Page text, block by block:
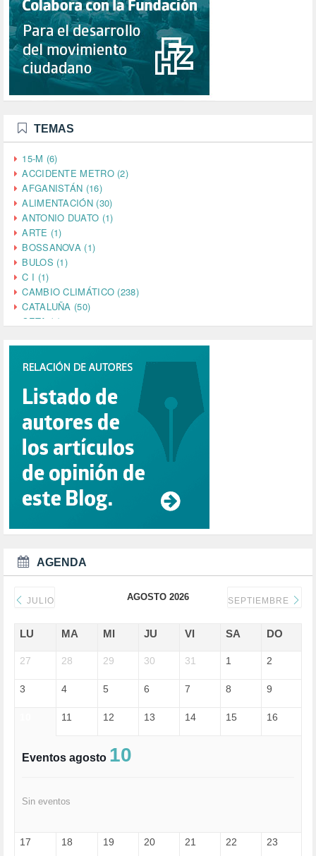
TEMAS
15-M (6)
ACCIDENTE METRO (2)
AFGANISTÁN (16)
ALIMENTACIÓN (30)
ANTONIO DUATO (1)
ARTE (1)
BOSSANOVA (1)
BULOS (1)
C I (1)
CAMBIO CLIMÁTICO (238)
CATALUÑA (50)
CETA (2)
CINE (35)
COMPROMISO (2)
CONFERENCIA (1)
CONSUMO (1)
CORONAVIRUS (155)
CORRUPCIÓN (215)
CULTURA (704)
DANA (78)
DD.HH. (1)
DEMOCRACIA (1)
DEMOCRAIA (1)
DEPORTES (2)
DERECHOS SOCIALES (740)
DONALD TRUMP (82)
EDGAR MORIN (1)
EMIGRACIÓN (4)
ESPECULACIÓN (2)
FASCISMO (57)
FEMINISMO (504)
FILOSOFÍA (6)
GENOCIDIO (1)
HUMOR (1)
AGENDA
JULIO AGOSTO 2026 SEPTIEMBRE
LU MA MI JU VI SA DO
27 28 29 30 31 1 2
3 4 5 6 7 8 9
11 12 13 14 15 16
Eventos agosto 10
Sin eventos
17 18 19 20 21 22 23